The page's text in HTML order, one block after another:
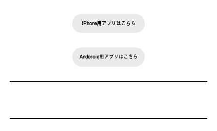
iPhone用アプリはこちら
Andoroid用アプリはこちら